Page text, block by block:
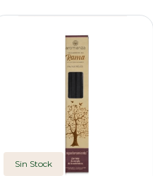
Sin Stock